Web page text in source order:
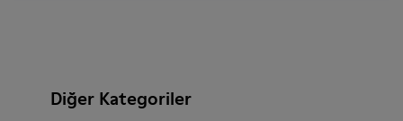
Diğer Kategoriler